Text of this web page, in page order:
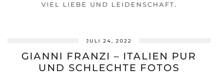
VIEL LIEBE UND LEIDENSCHAFT.
JULI 24, 2022
GIANNI FRANZI – ITALIEN PUR
UND SCHLECHTE FOTOS